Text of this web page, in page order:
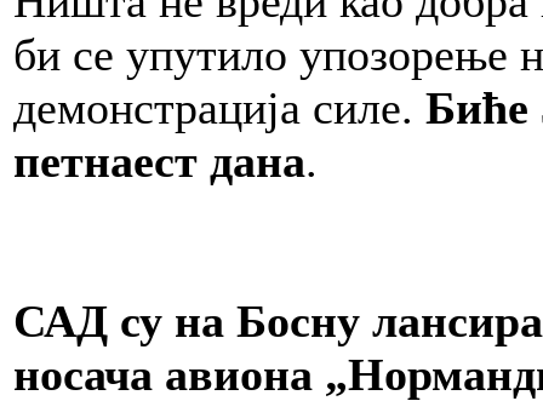
би се упутило упозорење
демонстрација силе. Биће
петнаест дана.
САД су на Босну
носача авиона